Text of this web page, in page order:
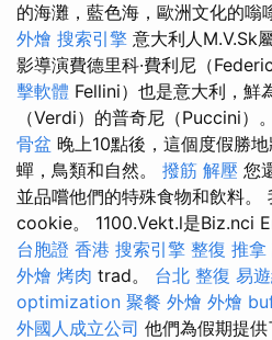
的海灘，藍色海，歐洲文化的嗡
外燴 搜索引擎 意大利人M.V.Sk
影導演費德里科·費利尼（
擊軟體 Fellini）也是意大利，鮮
（Verdi）的普奇尼（Puccini）。
骨盆 晚上10點後，這個度假勝
蟬，鳥類和自然。 撥筋 解壓 您
並品嚐他們的特殊食物和飲料。
cookie。 1100.Vekt.l是Biz.nci
台胞證 香港 搜索引擎 整復 推拿
外燴 烤肉 trad。 台北 整復 易
optimization 聚餐 外燴 外燴
外國人成立公司 他們為假期提